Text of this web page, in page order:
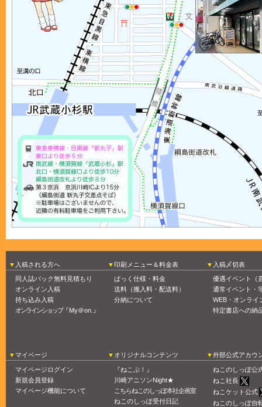
入稿される方へ
同人誌パック無料見積もり
オンライン入稿
持ち込み入稿
オンラインショップ『My＠on.』
印刷メニュー＆料金表
ぱっく仕様・料金
送料（搬入料・配送料）
分納について
入稿〆切表
優遇イベント（
通常イベント・
WEB・オンライ
特定書店への納
マイページ
マイページログイン
新規会員登録
マイページ機能について
オリジナルコンテンツ
『ねこぷ！』
川崎アニソンNight★
こちらねこのしっぽ本社企画室
ねこのしっぽ受付日記
外部公式アカウ
ねこのしっぽ公
ねこ社長
ねこケット公式
ねこのしっぽ自